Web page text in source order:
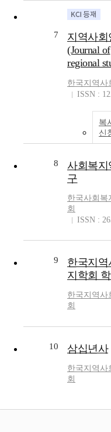
7
지역사회
(Journal of
regional
한국지역사
ISSN :
복
신
8
사회복지
구
한국사회복
회
ISSN :
9
한국지역
지학회
한국지역사
회
10 삼십년사
한국지역사
회